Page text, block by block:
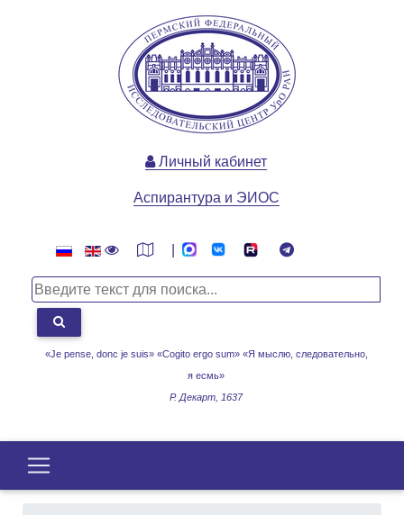
«Je pense, donc je suis» «Cogito ergo sum» «Я мыслю, следовательно,
я есмь»
Р. Декарт, 1637
Личный кабинет
Аспирантура и ЭИОС